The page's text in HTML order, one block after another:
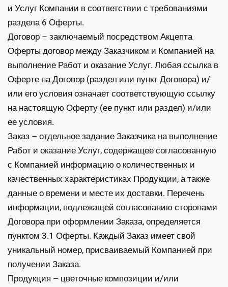
и Услуг Компании в соответствии с требованиями
раздела 6 Оферты.
Договор – заключаемый посредством Акцепта
Оферты договор между Заказчиком и Компанией на
выполнение Работ и оказание Услуг. Любая ссылка в
Оферте на Договор (раздел или пункт Договора) и/
или его условия означает соответствующую ссылку
на настоящую Оферту (ее пункт или раздел) и/или
ее условия.
Заказ – отдельное задание Заказчика на выполнение
Работ и оказание Услуг, содержащее согласованную
с Компанией информацию о количественных и
качественных характеристиках Продукции, а также
данные о времени и месте их доставки. Перечень
информации, подлежащей согласованию сторонами
Договора при оформлении Заказа, определяется
пунктом 3.1 Оферты. Каждый Заказ имеет свой
уникальный номер, присваиваемый Компанией при
получении Заказа.
Продукция – цветочные композиции и/или